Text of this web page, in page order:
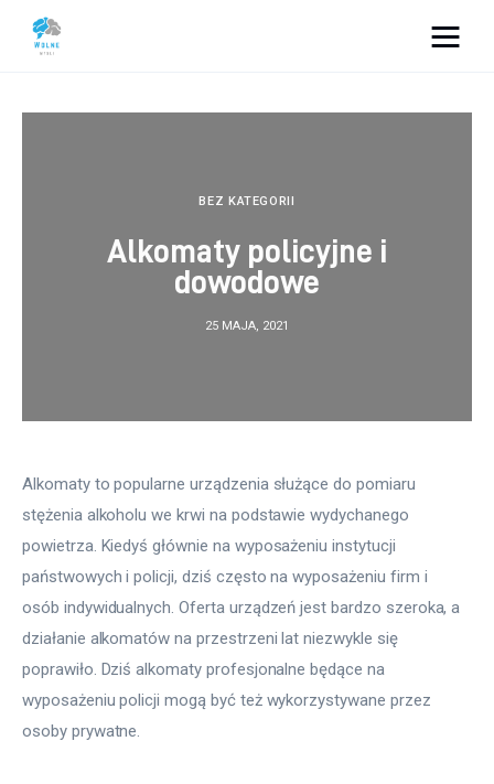
Dom i ogród
Więcej
BEZ KATEGORII
Alkomaty policyjne i
dowodowe
25 MAJA, 2021
Alkomaty to popularne urządzenia służące do pomiaru
stężenia alkoholu we krwi na podstawie wydychanego
powietrza. Kiedyś głównie na wyposażeniu instytucji
państwowych i policji, dziś często na wyposażeniu firm i
osób indywidualnych. Oferta urządzeń jest bardzo szeroka, a
działanie alkomatów na przestrzeni lat niezwykle się
poprawiło. Dziś alkomaty profesjonalne będące na
wyposażeniu policji mogą być też wykorzystywane przez
osoby prywatne.